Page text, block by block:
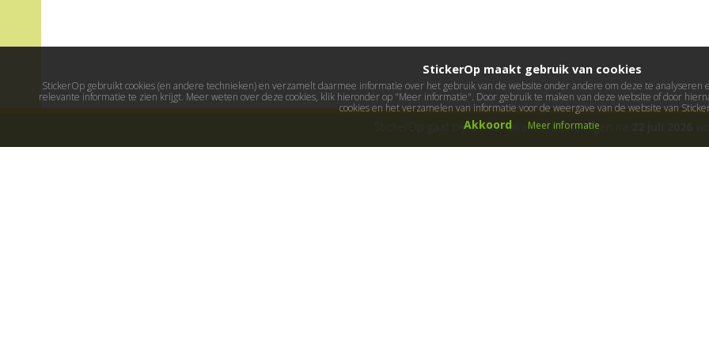
StickerOp gaat bijna met vakantie! Bestellingen na
StickerOp maakt gebruik van cookies
StickerOp gebruikt cookies (en andere technieken) en verzamelt daarmee informatie over het gebruik van de website onder andere om deze te
relevante informatie te zien krijgt. Meer weten over deze cookies, klik hieronder op "Meer informatie". Door gebruik te maken van deze website of door
cookies en het verzamelen van informatie voor de weergave van de website van
Akkoord Meer informatie